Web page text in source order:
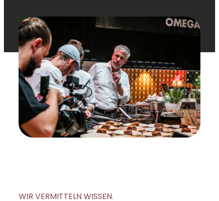
WIR VERMITTELN WISSEN.